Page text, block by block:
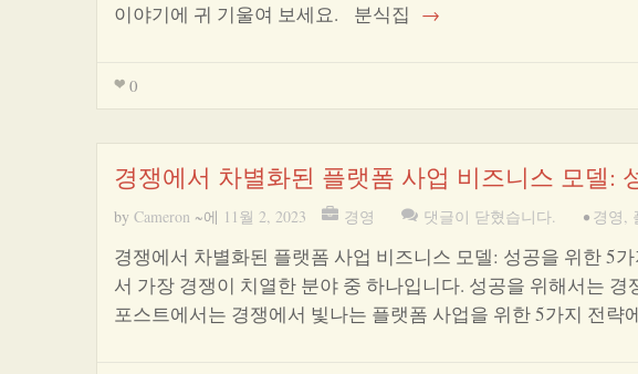
이야기에 귀 기울여 보세요. 분식집 →
0
경쟁에서 차별화된 플랫폼 사업 비즈니스 모델:
by Cameron ~에 11월 2, 2023 경영 댓글이 닫혔습니다. • 경영,
경쟁에서 차별화된 플랫폼 사업 비즈니스 모델: 성공을 위한
서 가장 경쟁이 치열한 분야 중 하나입니다. 성공을 위해서는
포스트에서는 경쟁에서 빛나는 플랫폼 사업을 위한 5가지 전략